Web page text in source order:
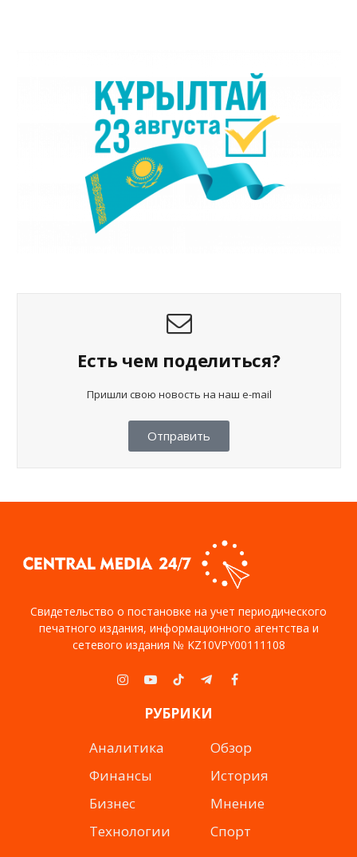
Есть чем поделиться?
Пришли свою новость на наш e-mail
Отправить
Свидетельство о постановке на учет периодического
печатного издания, информационного агентства и
сетевого издания № KZ10VPY00111108
Instagram
YouTubeTikTokTelegramFacebook
РУБРИКИ
Аналитика
Финансы
Бизнес
Технологии
Обзор
История
Мнение
Спорт